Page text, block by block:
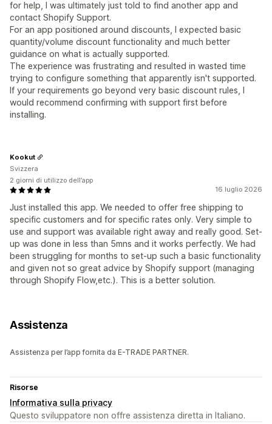
for help, I was ultimately just told to find another app and
contact Shopify Support.
For an app positioned around discounts, I expected basic
quantity/volume discount functionality and much better
guidance on what is actually supported.
The experience was frustrating and resulted in wasted time
trying to configure something that apparently isn't supported.
If your requirements go beyond very basic discount rules, I
would recommend confirming with support first before
installing.
16 luglio 2026
Just installed this app. We needed to offer free shipping to
specific customers and for specific rates only. Very simple to
use and support was available right away and really good. Set-
up was done in less than 5mns and it works perfectly. We had
been struggling for months to set-up such a basic functionality
and given not so great advice by Shopify support (managing
through Shopify Flow,etc.). This is a better solution.
Kookut
Svizzera
2 giorni di utilizzo dell’app
Assistenza
Assistenza per l’app fornita da E-TRADE PARTNER.
Risorse
Informativa sulla privacy
Questo sviluppatore non offre assistenza diretta in Italiano.